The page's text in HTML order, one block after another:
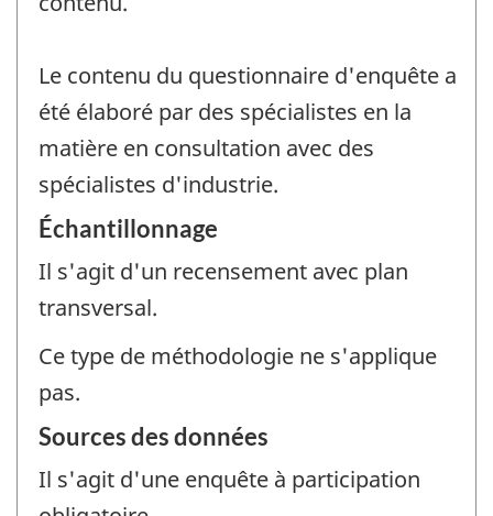
Le contenu du questionnaire d'enquête a
été élaboré par des spécialistes en la
matière en consultation avec des
spécialistes d'industrie.
Échantillonnage
Il s'agit d'un recensement avec plan
transversal.
Ce type de méthodologie ne s'applique
pas.
Sources des données
Il s'agit d'une enquête à participation